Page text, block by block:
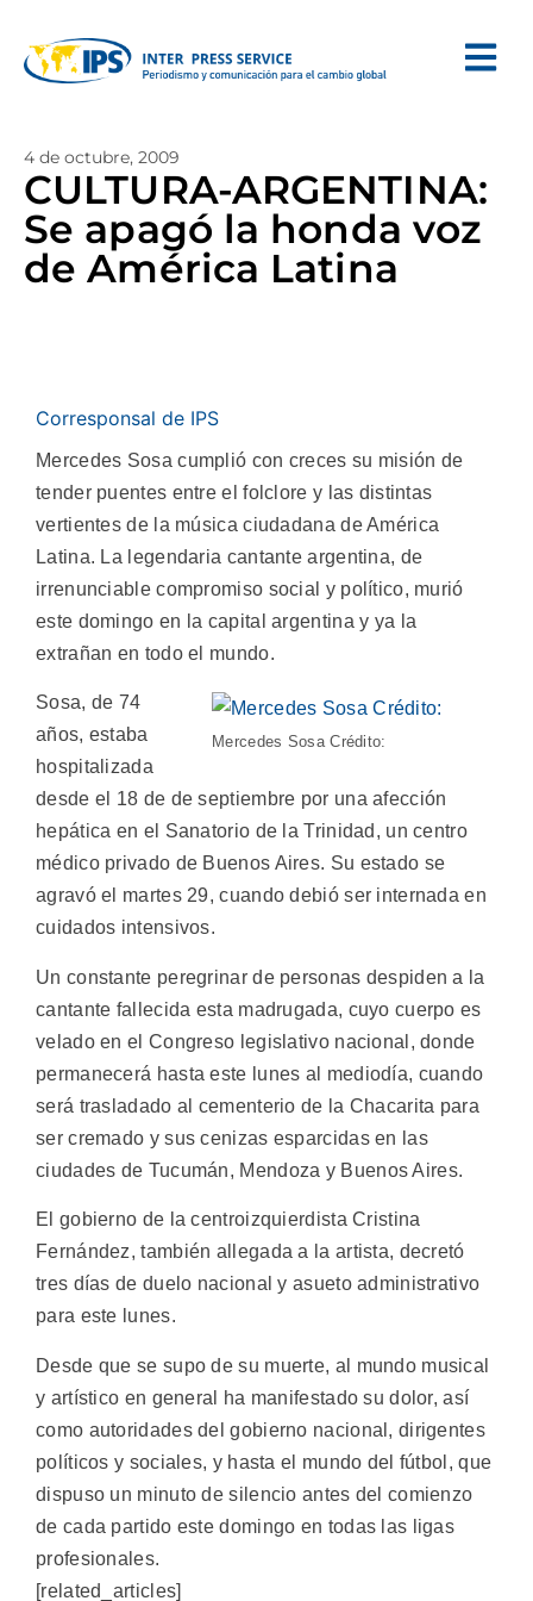
4 de octubre, 2009
CULTURA-ARGENTINA:
Se apagó la honda voz
de América Latina
Corresponsal de IPS
Mercedes Sosa cumplió con creces su misión de
tender puentes entre el folclore y las distintas
vertientes de la música ciudadana de América
Latina. La legendaria cantante argentina, de
irrenunciable compromiso social y político, murió
este domingo en la capital argentina y ya la
extrañan en todo el mundo.
Mercedes Sosa Crédito:
Sosa, de 74
años, estaba
hospitalizada
desde el 18 de de septiembre por una afección
hepática en el Sanatorio de la Trinidad, un centro
médico privado de Buenos Aires. Su estado se
agravó el martes 29, cuando debió ser internada en
cuidados intensivos.
Un constante peregrinar de personas despiden a la
cantante fallecida esta madrugada, cuyo cuerpo es
velado en el Congreso legislativo nacional, donde
permanecerá hasta este lunes al mediodía, cuando
será trasladado al cementerio de la Chacarita para
ser cremado y sus cenizas esparcidas en las
ciudades de Tucumán, Mendoza y Buenos Aires.
El gobierno de la centroizquierdista Cristina
Fernández, también allegada a la artista, decretó
tres días de duelo nacional y asueto administrativo
para este lunes.
Desde que se supo de su muerte, al mundo musical
y artístico en general ha manifestado su dolor, así
como autoridades del gobierno nacional, dirigentes
políticos y sociales, y hasta el mundo del fútbol, que
dispuso un minuto de silencio antes del comienzo
de cada partido este domingo en todas las ligas
profesionales.
[related_articles]